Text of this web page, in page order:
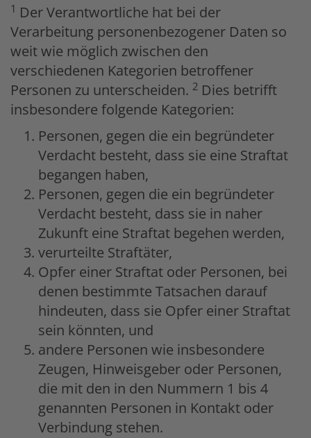
1 Der Verantwortliche hat bei der
Verarbeitung personenbezogener Daten so
weit wie möglich zwischen den
verschiedenen Kategorien betroffener
Personen zu unterscheiden. 2 Dies betrifft
insbesondere folgende Kategorien:
Personen, gegen die ein begründeter
Verdacht besteht, dass sie eine Straftat
begangen haben,
Personen, gegen die ein begründeter
Verdacht besteht, dass sie in naher
Zukunft eine Straftat begehen werden,
verurteilte Straftäter,
Opfer einer Straftat oder Personen, bei
denen bestimmte Tatsachen darauf
hindeuten, dass sie Opfer einer Straftat
sein könnten, und
andere Personen wie insbesondere
Zeugen, Hinweisgeber oder Personen,
die mit den in den Nummern 1 bis 4
genannten Personen in Kontakt oder
Verbindung stehen.